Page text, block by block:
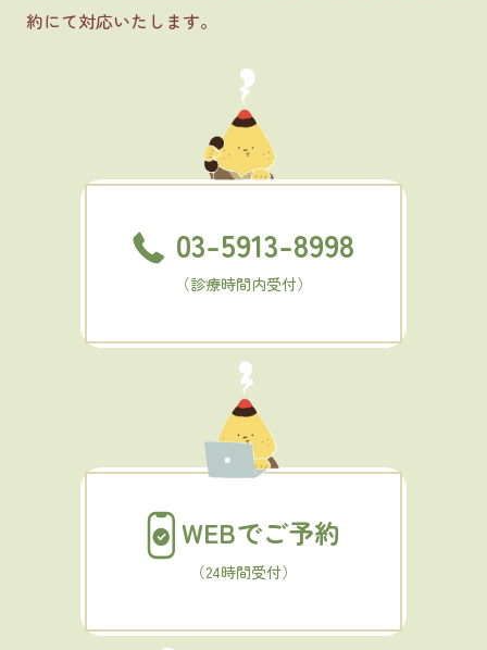
約にて対応いたします。
03-5913-8998
（診療時間内受付）
WEBでご予約
（24時間受付）